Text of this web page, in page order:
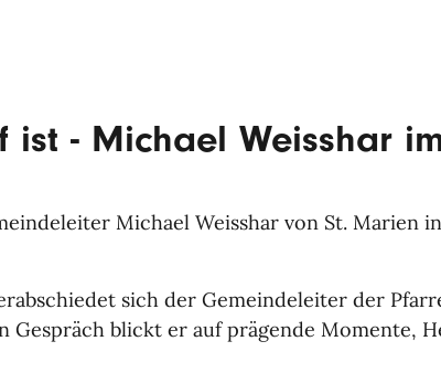
- Michael Weisshar
Michael Weisshar von St. Marien
sich der Gemeindeleiter der
blickt er auf prägende Momente,